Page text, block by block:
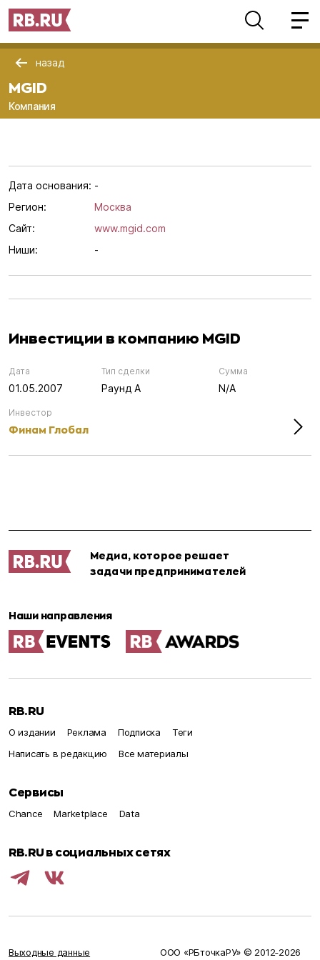
назад
MGID
Компания
Дата основания: -
Регион:
Москва
Сайт:
www.mgid.com
Ниши:
-
Инвестиции в компанию MGID
Дата
01.05.2007
Тип сделки
Раунд А
Сумма
N/A
Инвестор
Финам Глобал
Медиа, которое решает
задачи предпринимателей
Наши направления
RB.RU
О издании Реклама Подписка
Теги
Написать в редакцию
Все материалы
Сервисы
Chance Marketplace Data
RB.RU в социальных сетях
Выходные данные ООО «РБточкаРУ» © 2012‑2026